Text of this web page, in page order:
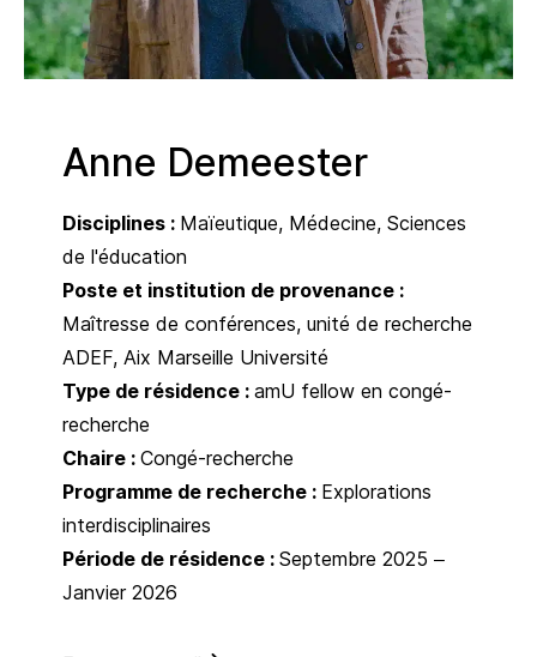
Anne Demeester
Disciplines : Maïeutique Médecine Sciences
de l'éducation
Poste et institution de provenance :
Maîtresse de conférences, unité de recherche
ADEF, Aix Marseille Université
Type de résidence : amU fellow en congé-
recherche
Chaire : Congé-recherche
Programme de recherche : Explorations
interdisciplinaires
Période de résidence : Septembre 2025 –
Janvier 2026